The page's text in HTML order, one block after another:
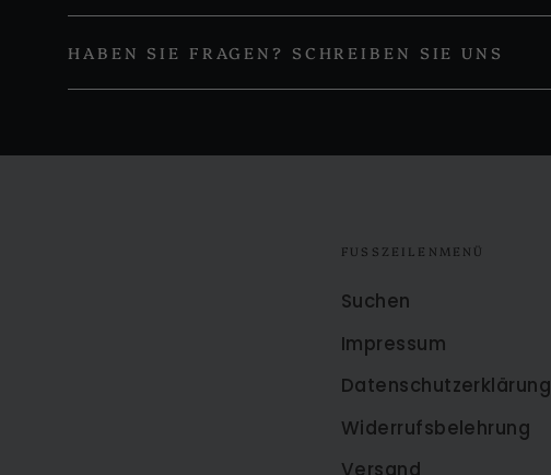
HABEN SIE FRAGEN? SCHREIBEN SIE UNS
FUSSZEILENMENÜ
Suchen
Impressum
Datenschutzerklärung
Widerrufsbelehrung